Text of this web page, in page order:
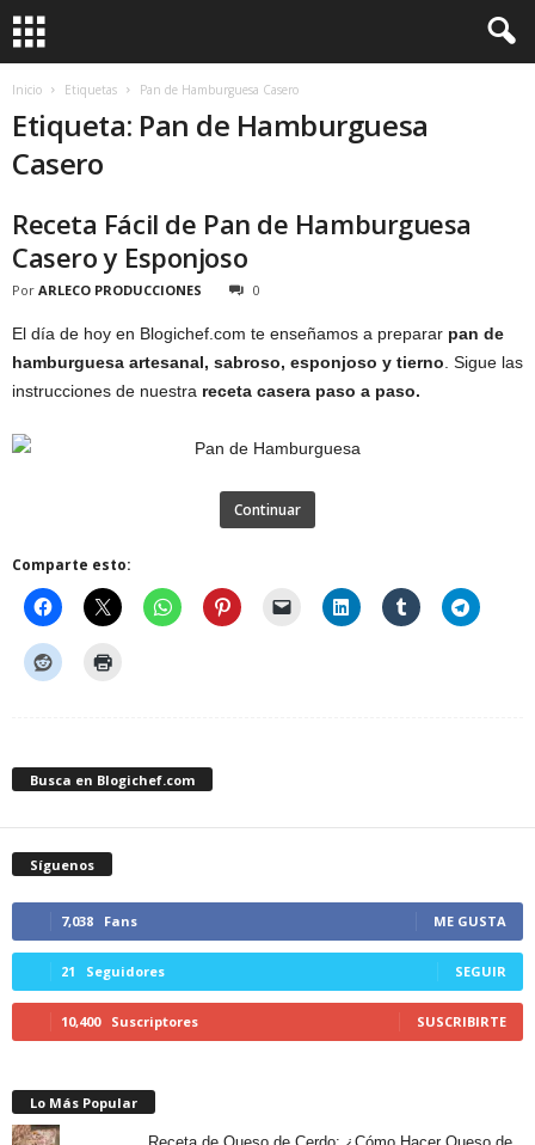
Inicio Etiquetas Pan de Hamburguesa Casero
Etiqueta: Pan de Hamburguesa
Casero
Receta Fácil de Pan de Hamburguesa
Casero y Esponjoso
Por ARLECO PRODUCCIONES 0
El día de hoy en Blogichef.com te enseñamos a preparar pan de
hamburguesa artesanal, sabroso, esponjoso y tierno . Sigue las
instrucciones de nuestra receta casera paso a paso.
Continuar
Comparte esto:
Busca en Blogichef.com
Síguenos
7,038 Fans ME GUSTA
21 Seguidores SEGUIR
10,400 Suscriptores SUSCRIBIRTE
Lo Más Popular